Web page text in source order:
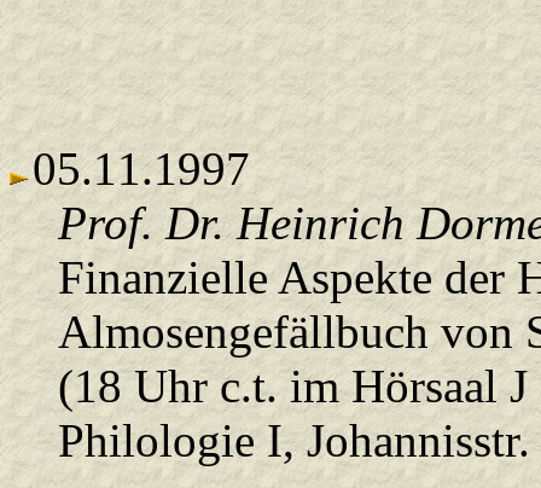
05.11.1997
Prof. Dr. Heinrich
Finanzielle Aspekte der
Almosengefällbuch von
(18 Uhr c.t. im Hörsaal
Philologie I,